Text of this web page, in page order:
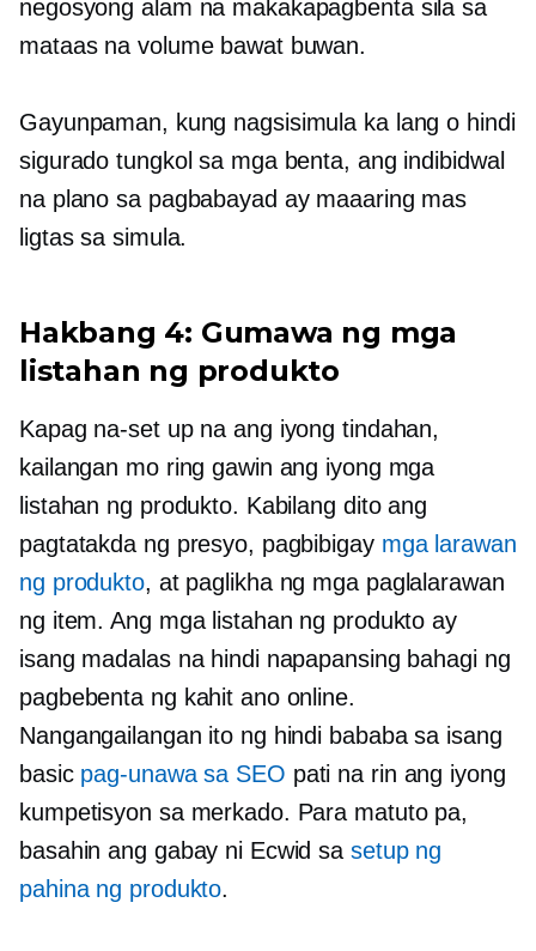
negosyong alam na makakapagbenta sila sa
mataas na volume bawat buwan.
Gayunpaman, kung nagsisimula ka lang o hindi
sigurado tungkol sa mga benta, ang indibidwal
na plano sa pagbabayad ay maaaring mas
ligtas sa simula.
Hakbang 4: Gumawa ng mga
listahan ng produkto
Kapag na-set up na ang iyong tindahan,
kailangan mo ring gawin ang iyong mga
listahan ng produkto. Kabilang dito ang
pagtatakda ng presyo, pagbibigay mga larawan
ng produkto, at paglikha ng mga paglalarawan
ng item. Ang mga listahan ng produkto ay
isang madalas na hindi napapansing bahagi ng
pagbebenta ng kahit ano online.
Nangangailangan ito ng hindi bababa sa isang
basic pag-unawa sa SEO pati na rin ang iyong
kumpetisyon sa merkado. Para matuto pa,
basahin ang gabay ni Ecwid sa setup ng
pahina ng produkto.